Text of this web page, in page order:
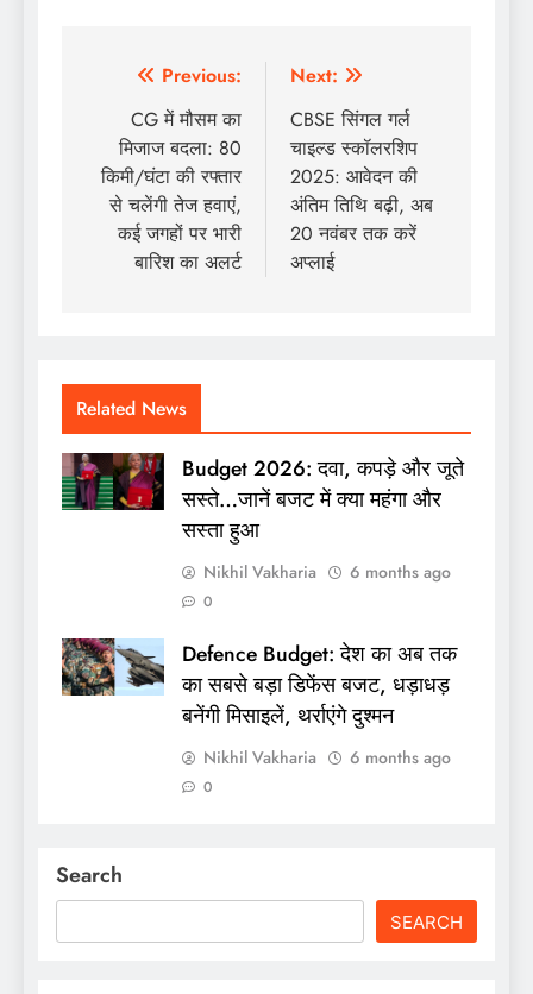
Post
navigation
Previous:
CG में मौसम का
मिजाज बदला: 80
किमी/घंटा की रफ्तार
से चलेंगी तेज हवाएं,
कई जगहों पर भारी
बारिश का अलर्ट
Next:
CBSE सिंगल गर्ल
चाइल्ड स्कॉलरशिप
2025: आवेदन की
अंतिम तिथि बढ़ी, अब
20 नवंबर तक करें
अप्लाई
Related News
Budget 2026: दवा, कपड़े और जूते
सस्ते…जानें बजट में क्या महंगा और
सस्ता हुआ
Nikhil Vakharia 6 months ago
0
Defence Budget: देश का अब तक
का सबसे बड़ा डिफेंस बजट, धड़ाधड़
बनेंगी मिसाइलें, थर्राएंगे दुश्मन
Nikhil Vakharia 6 months ago
0
Search
SEARCH